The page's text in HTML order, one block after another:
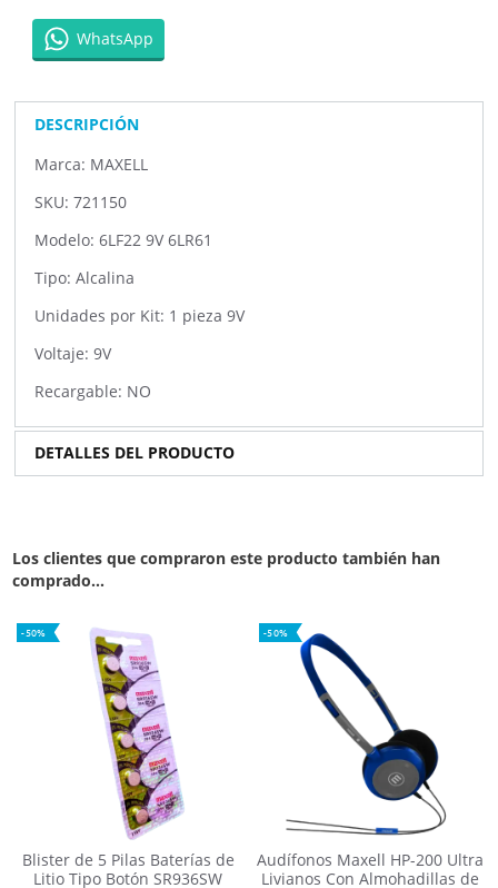
WhatsApp
DESCRIPCIÓN
Marca: MAXELL
SKU: 721150
Modelo: 6LF22 9V 6LR61
Tipo: Alcalina
Unidades por Kit: 1 pieza 9V
Voltaje: 9V
Recargable: NO
DETALLES DEL PRODUCTO
Los clientes que compraron este producto también han
comprado...
-50%
Blister de 5 Pilas Baterías de
Litio Tipo Botón SR936SW
-50%
Audífonos Maxell HP-200 Ultra
Livianos Con Almohadillas de